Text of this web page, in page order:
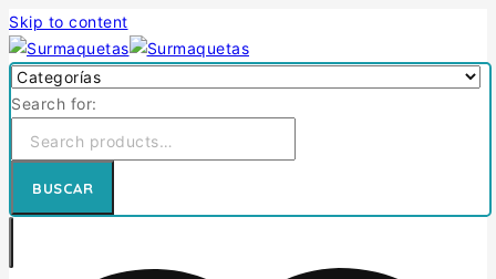
Skip to content
Search for:
BUSCAR